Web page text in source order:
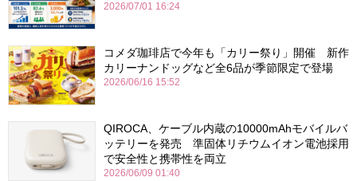
2026/07/01 16:24
コメダ珈琲店で今年も「カリー祭り」開催 新作
カリーナンドッグなど全6品が季節限定で登場
2026/06/16 15:52
QIROCA、ケーブル内蔵の10000mAhモバイルバ
ッテリーを発売 準固体リチウムイオン電池採用
で安全性と携帯性を両立
2026/06/09 01:40